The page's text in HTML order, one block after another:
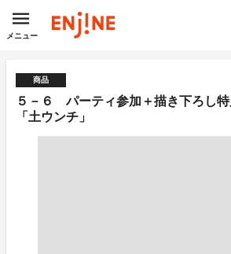
メニュー
商品
５－６ パーティ参加＋描き下ろし
「土ウンチ」